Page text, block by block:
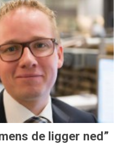
de ligger ned”